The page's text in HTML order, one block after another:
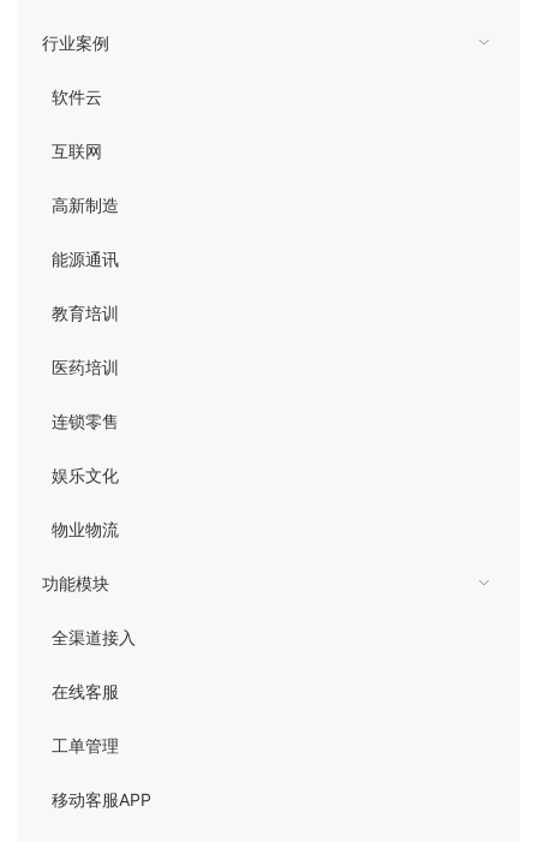
行业案例
软件云
互联网
高新制造
能源通讯
教育培训
医药培训
连锁零售
娱乐文化
物业物流
功能模块
全渠道接入
在线客服
工单管理
移动客服APP